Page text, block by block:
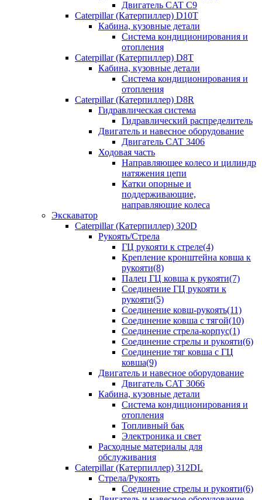
Двигатель CAT C9
Caterpillar (Катерпиллер) D10T
Кабина, кузовные детали
Система кондиционирования и
отопления
Caterpillar (Катерпиллер) D8T
Кабина, кузовные детали
Система кондиционирования и
отопления
Caterpillar (Катерпиллер) D8R
Гидравлическая система
Гидравлический распределитель
Двигатель и навесное оборудование
Двигатель CAT 3406
Ходовая часть
Направляющее колесо и цилиндр
натяжения цепи
Катки опорные и
поддерживающие,
направляющие колеса
Экскаватор
Caterpillar (Катерпиллер) 320D
Рукоять/Стрела
ГЦ рукояти к стреле(4)
Крепление кронштейна ковша к
рукояти(8)
Палец ГЦ ковша к рукояти(7)
Соединение ГЦ рукояти к
рукояти(5)
Соединение ковш-рукоять(11)
Соединение ковша с тягой(10)
Соединение стрела-корпус(1)
Соединение стрелы и рукояти(6)
Соединение тяг ковша с ГЦ
ковша(9)
Двигатель и навесное оборудование
Двигатель CAT 3066
Кабина, кузовные детали
Система кондиционирования и
отопления
Топливный бак
Электроника и свет
Расходные материалы для
обслуживания
Caterpillar (Катерпиллер) 312DL
Стрела/Рукоять
Соединение стрелы и рукояти(6)